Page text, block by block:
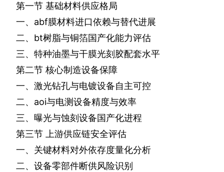
第一节 基础材料供应格局
一、 abf膜材料进口依赖与替代进展
二、 bt树脂与铜箔国产化能力评估
三、特种油墨与干膜光刻胶配套水平
第二节 核心制造设备保障
一、激光钻孔与电镀设备自主可控
二、 aoi与电测设备精度与效率
三、曝光与蚀刻设备国产化进程
第三节
上游供应链安全评估
一、关键材料对外依存度量化分析
二、设备零部件断供风险识别